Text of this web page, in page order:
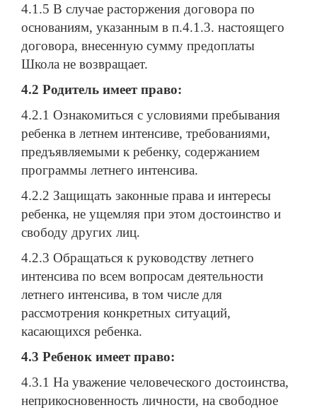
4.1.5 В случае расторжения договора по
основаниям, указанным в п.4.1.3. настоящего
договора, внесенную сумму предоплаты
Школа не возвращает.
4.2 Родитель имеет право:
4.2.1 Ознакомиться с условиями пребывания
ребенка в летнем интенсиве, требованиями,
предъявляемыми к ребенку, содержанием
программы летнего интенсива.
4.2.2 Защищать законные права и интересы
ребенка, не ущемляя при этом достоинство и
свободу других лиц.
4.2.3 Обращаться к руководству летнего
интенсива по всем вопросам деятельности
летнего интенсива, в том числе для
рассмотрения конкретных ситуаций,
касающихся ребенка.
4.3 Ребенок имеет право:
4.3.1 На уважение человеческого достоинства,
неприкосновенность личности, на свободное